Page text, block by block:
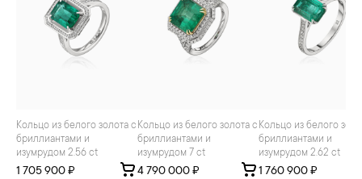
Кольцо из белого золота с
бриллиантами и
изумрудом 2.56 ct
1 705 900 ₽
Кольцо из белого золота с
бриллиантами и
изумрудом 7 ct
4 790 000 ₽
Кольцо из белого золота с
бриллиантами и
изумрудом 2.62 ct
1 760 900 ₽